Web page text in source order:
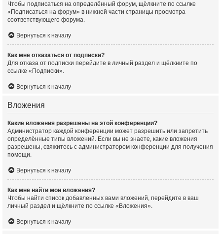
Чтобы подписаться на определённый форум, щёлкните по ссылке
«Подписаться на форум» в нижней части страницы просмотра
соответствующего форума.
Вернуться к началу
Как мне отказаться от подписки?
Для отказа от подписки перейдите в личный раздел и щёлкните по
ссылке «Подписки».
Вернуться к началу
Вложения
Какие вложения разрешены на этой конференции?
Администратор каждой конференции может разрешить или запретить
определённые типы вложений. Если вы не знаете, какие вложения
разрешены, свяжитесь с администратором конференции для получения
помощи.
Вернуться к началу
Как мне найти мои вложения?
Чтобы найти список добавленных вами вложений, перейдите в ваш
личный раздел и щёлкните по ссылке «Вложения».
Вернуться к началу